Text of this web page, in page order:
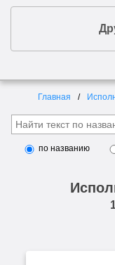
Главная
по названию